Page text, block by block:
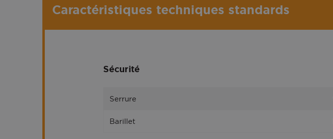
Caractéristiques techniques standards
Sécurité
Serrure
Barillet